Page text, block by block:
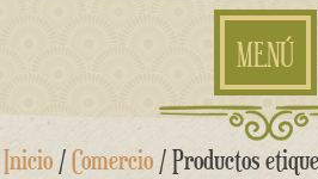
MENÚ
saltar
alInicio/Comercio/ Productos